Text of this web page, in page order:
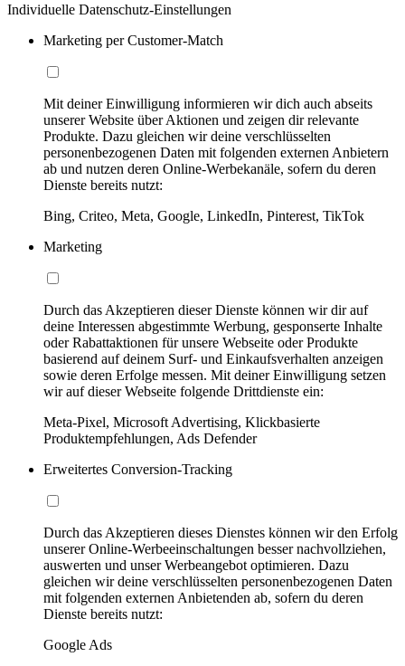
Individuelle Datenschutz-Einstellungen
Marketing per Customer-Match
Mit deiner Einwilligung informieren wir dich auch abseits
unserer Website über Aktionen und zeigen dir relevante
Produkte. Dazu gleichen wir deine verschlüsselten
personenbezogenen Daten mit folgenden externen Anbietern
ab und nutzen deren Online-Werbekanäle, sofern du deren
Dienste bereits nutzt:
Bing, Criteo, Meta, Google, LinkedIn, Pinterest, TikTok
Marketing
Durch das Akzeptieren dieser Dienste können wir dir auf
deine Interessen abgestimmte Werbung, gesponserte Inhalte
oder Rabattaktionen für unsere Webseite oder Produkte
basierend auf deinem Surf- und Einkaufsverhalten anzeigen
sowie deren Erfolge messen. Mit deiner Einwilligung setzen
wir auf dieser Webseite folgende Drittdienste ein:
Meta-Pixel, Microsoft Advertising, Klickbasierte
Produktempfehlungen, Ads Defender
Erweitertes Conversion-Tracking
Durch das Akzeptieren dieses Dienstes können wir den Erfolg
unserer Online-Werbeeinschaltungen besser nachvollziehen,
auswerten und unser Werbeangebot optimieren. Dazu
gleichen wir deine verschlüsselten personenbezogenen Daten
mit folgenden externen Anbietenden ab, sofern du deren
Dienste bereits nutzt:
Google Ads